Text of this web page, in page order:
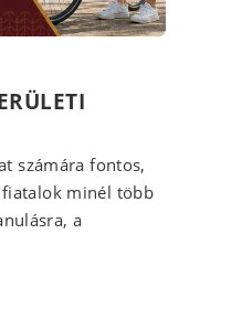
számára fontos,
minél több
a